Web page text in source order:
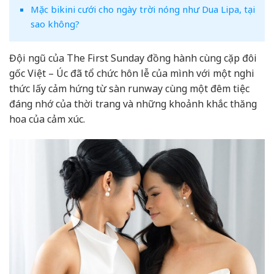
Mặc bikini cưới cho ngày trời nóng như Dua Lipa, tại
sao không?
Đội ngũ của The First Sunday đồng hành cùng cặp đôi
gốc Việt – Úc đã tổ chức hôn lễ của mình với một nghi
thức lấy cảm hứng từ sàn runway cùng một đêm tiệc
đáng nhớ của thời trang và những khoảnh khắc thăng
hoa của cảm xúc.